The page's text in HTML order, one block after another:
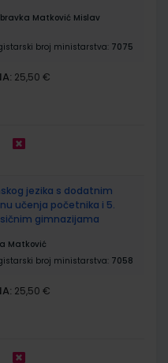
Matković Mislav
broj ministarstva: 7075
25,50 €
jezika s dodatnim
učenja početnika i 5.
gimnazijama
Matković
broj ministarstva: 7058
25,50 €